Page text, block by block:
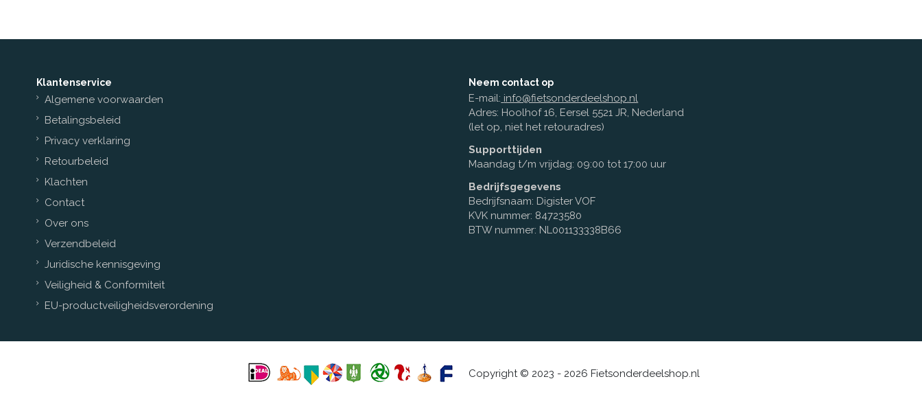
Klantenservice
Algemene voorwaarden
Betalingsbeleid
Privacy verklaring
Retourbeleid
Klachten
Contact
Over ons
Verzendbeleid
Juridische kennisgeving
Veiligheid & Conformiteit
EU-productveiligheidsverordening
Neem contact op
E-mail: info@fietsonderdeelshop.nl
Adres: Hoolhof 16, Eersel 5521 JR, Nederland
(let op, niet het retouradres)
Supporttijden
Maandag t/m vrijdag: 09:00 tot 17:00 uur
Bedrijfsgegevens
Bedrijfsnaam: Digister VOF
KVK nummer: 84723580
BTW nummer: NL001133338B66
Copyright © 2023 - 2026 Fietsonderdeelshop.nl